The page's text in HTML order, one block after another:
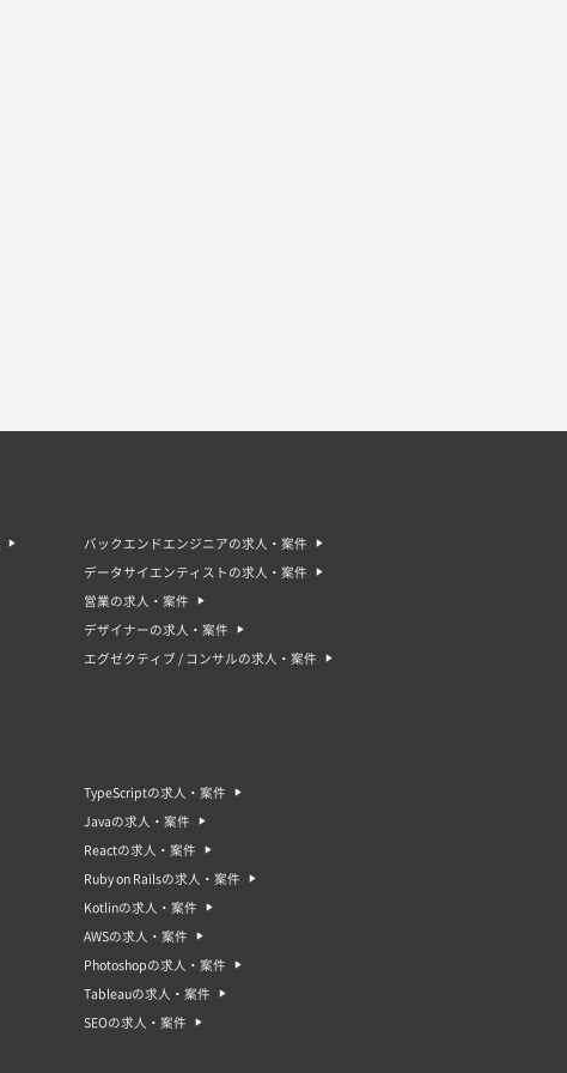
バックエンドエンジニアの求人・案件
データサイエンティストの求人・案件
営業の求人・案件
デザイナーの求人・案件
エグゼクティブ / コンサルの求人・案件
TypeScriptの求人・案件
Javaの求人・案件
Reactの求人・案件
Ruby on Railsの求人・案件
Kotlinの求人・案件
AWSの求人・案件
Photoshopの求人・案件
Tableauの求人・案件
SEOの求人・案件